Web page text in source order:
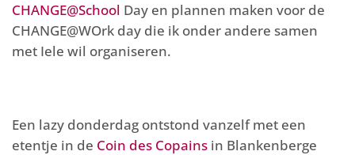
CHANGE@School Day en plannen maken voor de
CHANGE@WOrk day die ik onder andere samen
met Iele wil organiseren.
Een lazy donderdag ontstond vanzelf met een
etentje in de Coin des Copains in Blankenberge